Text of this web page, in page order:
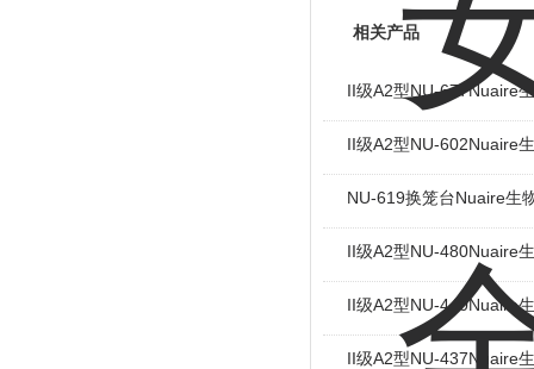
相关产品
II级A2型NU-677Nuaire
II级A2型NU-602Nuaire
NU-619换笼台Nuaire生
II级A2型NU-480Nuaire
II级A2型NU-440Nuaire
II级A2型NU-437Nuaire